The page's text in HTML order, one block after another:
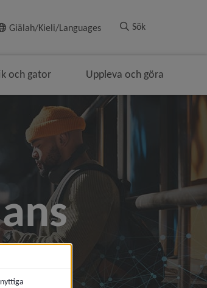
Giälah/Kieli/Languages Sök
och gator Uppleva och göra